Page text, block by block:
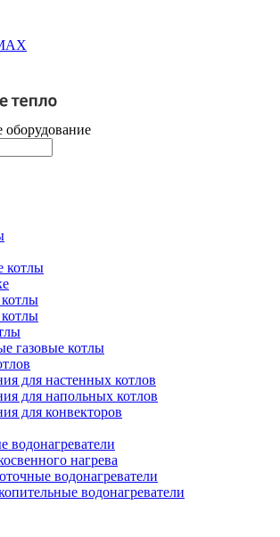
оборудование
котлы
газовые котлы
для настенных котлов
для напольных котлов
для конвекторов
водонагреватели
нагрева
водонагреватели
водонагреватели